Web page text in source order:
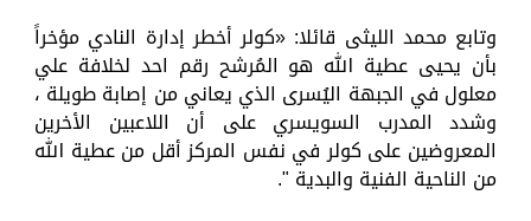
وتابع محمد الليثى قائلا: «كولر أخطر إدارة النادي مؤخراً
بأن يحيى عطية الله هو المُرشح رقم احد لخلافة علي
معلول في الجبهة اليُسرى الذي يعاني من إصابة طويلة ،
وشدد المدرب السويسري على أن اللاعبين الأخرين
المعروضين على كولر في نفس المركز أقل من عطية الله
من الناحية الفنية والبدية ".